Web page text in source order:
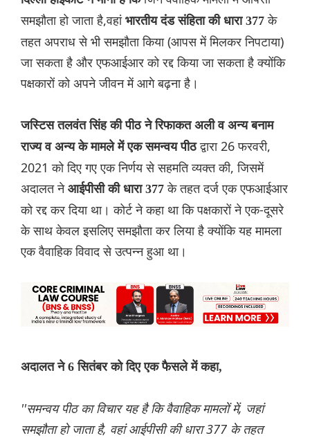
समझौता हो जाता है,वहां भारतीय दंड संहिता की धारा 377 के
तहत अपराध से भी समझौता किया (आपस में मिलकर निपटाया)
जा सकता है और एफआईआर को रद्द किया जा सकता है क्योंकि
पक्षकारों को अपने जीवन में आगे बढ़ना है।
जस्टिस तलवंत सिंह की पीठ ने रिफाकत अली व अन्य बनाम
राज्य व अन्य के मामले में एक समन्वय पीठद्वारा 26 फरवरी,
2021 को दिए गए एक निर्णय से सहमति व्यक्त की, जिसमें
अदालत ने आईपीसी की धारा 377 के तहत दर्ज एक एफआईआर
को रद्द कर दिया था। कोर्ट ने कहा था कि पक्षकारों ने एक-दूसरे
के साथ केवल इसलिए समझौता कर लिया है क्योंकि यह मामला
एक वैवाहिक विवाद से उत्पन्न हुआ था।
अदालत ने 6 सितंबर को दिए एक फैसले में कहा,
''समन्वय पीठ का विचार यह है कि वैवाहिक मामलों में, जहां
समझौता हो जाता है, वहां आईपीसी की धारा 377 के तहत